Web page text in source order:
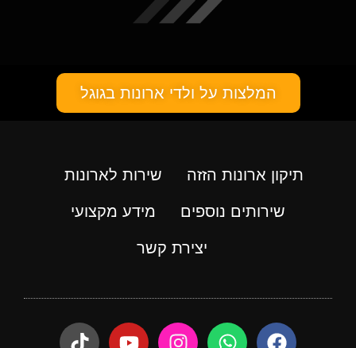
המלצות על ולדי ארונות בגוגל
תיקון ארונות הזזה שירות לארונות
שירותים נוספים מידע מקצועי
יצירת קשר